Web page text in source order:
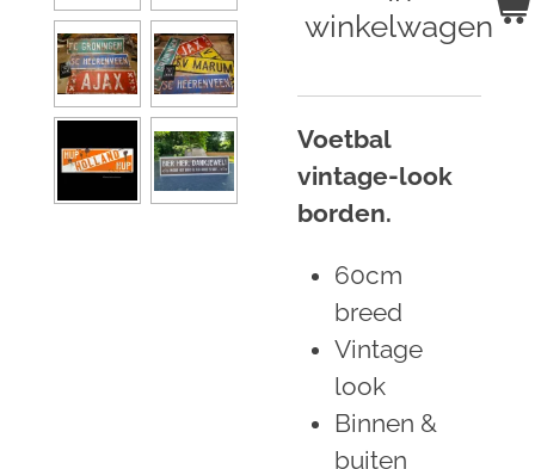
winkelwagen
Voetbal
vintage-look
borden.
60cm
breed
Vintage
look
Binnen &
buiten